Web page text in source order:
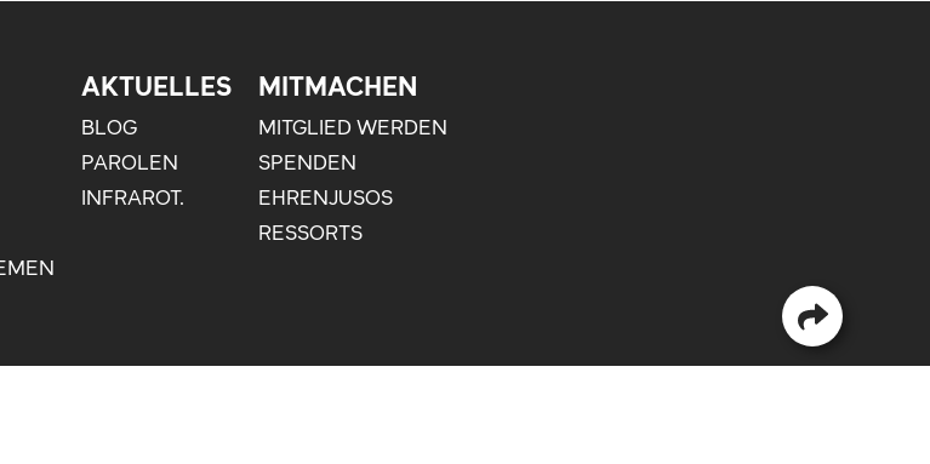
AKTUELLES
BLOG
PAROLEN
INFRAROT.
MITMACHEN
MITGLIED WERDEN
SPENDEN
EHRENJUSOS
RESSORTS